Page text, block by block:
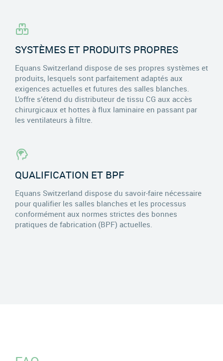
SYSTÈMES ET PRODUITS PROPRES
Equans Switzerland dispose de ses propres systèmes et
produits, lesquels sont parfaitement adaptés aux
exigences actuelles et futures des salles blanches.
L’offre s’étend du distributeur de tissu CG aux accès
chirurgicaux et hottes à flux laminaire en passant par
les ventilateurs à filtre.
QUALIFICATION ET BPF
Equans Switzerland dispose du savoir-faire nécessaire
pour qualifier les salles blanches et les processus
conformément aux normes strictes des bonnes
pratiques de fabrication (BPF) actuelles.